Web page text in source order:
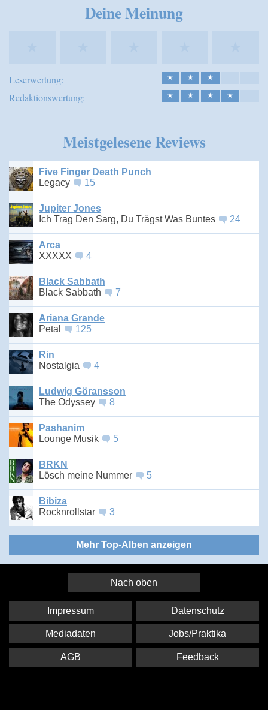
Deine Meinung
Leserwertung: ★ ★ ★
Redaktionswertung: ★ ★ ★ ★
Meistgelesene Reviews
Five Finger Death Punch
Legacy
15
Jupiter Jones
Ich Trag Den Sarg, Du Trägst Was Buntes
24
Arca
XXXXX
4
Black Sabbath
Black Sabbath
7
Ariana Grande
Petal
125
Rin
Nostalgia
4
Ludwig Göransson
The Odyssey
8
Pashanim
Lounge Musik
5
BRKN
Lösch meine Nummer
5
Bibiza
Rocknrollstar
3
Mehr Top-Alben anzeigen
Nach oben
Impressum Datenschutz
Mediadaten Jobs/Praktika
AGB Feedback